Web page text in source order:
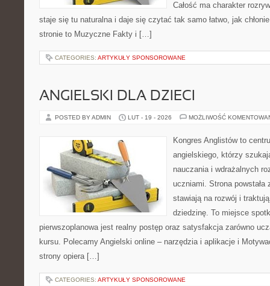
Całość ma charakter
staje się tu naturalna i daje się czytać tak samo łatwo, jak
stronie to Muzyczne Fakty i […]
CATEGORIES: ARTYKUŁY SPONSOROWANE
ANGIELSKI DLA DZIECI
POSTED BY ADMIN LUT - 19 - 2026 MOŻLIWOŚĆ
Kongres Anglistów to
angielskiego, którzy
nauczania i wdrażalnych
uczniami. Strona
stawiają na rozwój i
dziedzinę. To miejsce
pierwszoplanowa jest realny postęp oraz satysfakcja zarówno
kursu. Polecamy Angielski online – narzędzia i aplikacje i
strony opiera […]
CATEGORIES: ARTYKUŁY SPONSOROWANE